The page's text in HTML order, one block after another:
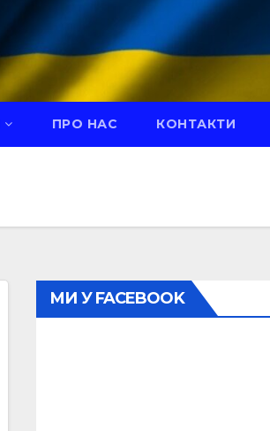
ПРО НАС КОНТАКТИ
МИ У FACEBOOK